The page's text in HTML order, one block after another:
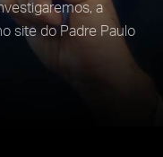
a
site do Padre Paulo